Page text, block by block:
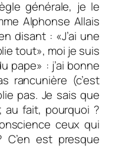
générale, je le
Alphonse Allais
disant : «J’ai une
tout», moi je suis
pape» : j’ai bonne
rancunière (c’est
pas. Je sais que
au fait, pourquoi ?
ceux qui
est presque